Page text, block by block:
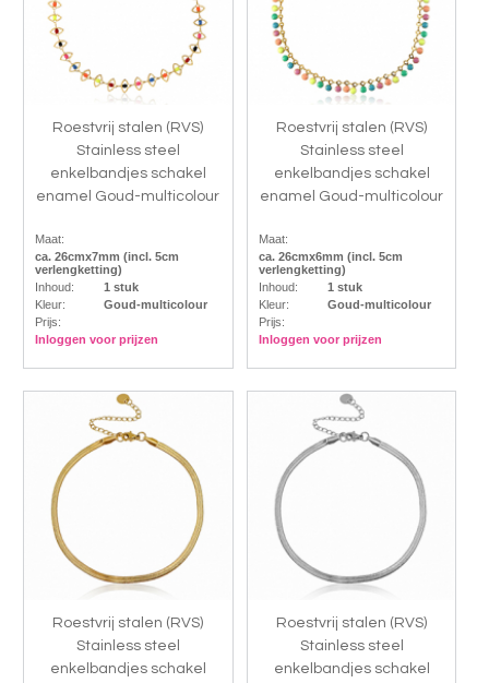
Roestvrij stalen (RVS)
Stainless steel
enkelbandjes schakel
enamel Goud-multicolour
Maat:
ca. 26cmx7mm (incl. 5cm
verlengketting)
Inhoud:
1 stuk
Kleur:
Goud-multicolour
Prijs:
Inloggen voor prijzen
Roestvrij stalen (RVS)
Stainless steel
enkelbandjes schakel
enamel Goud-multicolour
Maat:
ca. 26cmx6mm (incl. 5cm
verlengketting)
Inhoud:
1 stuk
Kleur:
Goud-multicolour
Prijs:
Inloggen voor prijzen
Roestvrij stalen (RVS)
Stainless steel
enkelbandjes schakel
Roestvrij stalen (RVS)
Stainless steel
enkelbandjes schakel